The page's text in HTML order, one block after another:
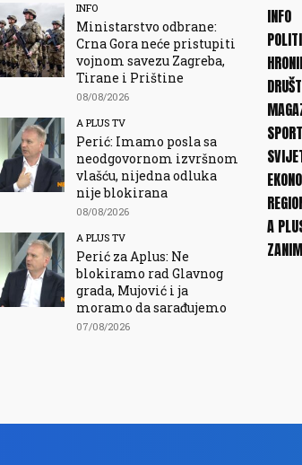
INFO
Ministarstvo odbrane:
Crna Gora neće pristupiti
vojnom savezu Zagreba,
Tirane i Prištine
08/08/2026
A PLUS TV
Perić: Imamo posla sa
neodgovornom izvršnom
vlašću, nijedna odluka
nije blokirana
08/08/2026
A PLUS TV
Perić za Aplus: Ne
blokiramo rad Glavnog
grada, Mujović i ja
moramo da sarađujemo
07/08/2026
INFO
SPORT
A